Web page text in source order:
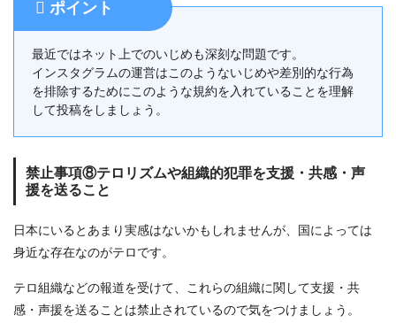
ポイント
最近ではネット上でのいじめも深刻な問題です。
インスタグラムの運営はこのようないじめや差別的な行為
を排除するためにこのような規約を入れていることを理解
して投稿をしましょう。
禁止事項⑧テロリズムや組織的犯罪を支援・共感・声
援を送ること
日本にいるとあまり実感はないかもしれませんが、国によっては
身近な存在なのがテロです。
テロ組織などの報道を受けて、これらの組織に関して支援・共
感・声援を送ることは禁止されているので気をつけましょう。